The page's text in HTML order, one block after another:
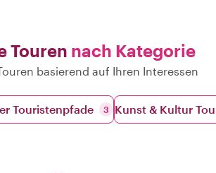
Touren nach Kategorie
basierend auf Ihren Interessen
Touristenpfade 3 Kunst & Kultur